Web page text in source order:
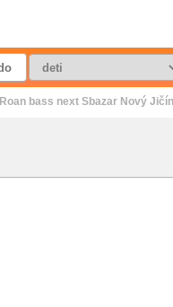
Roan bass next Sbazar Nový